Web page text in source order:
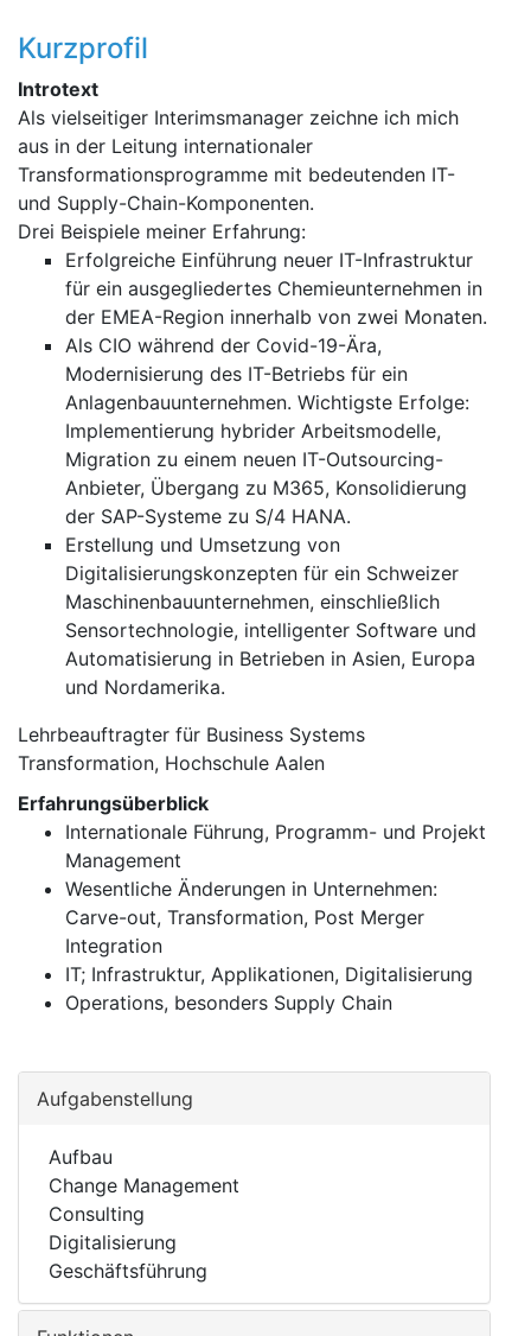
Kurzprofil
Introtext
Als vielseitiger Interimsmanager zeichne ich mich
aus in der Leitung internationaler
Transformationsprogramme mit bedeutenden IT-
und Supply-Chain-Komponenten.
Drei Beispiele meiner Erfahrung:
Erfolgreiche Einführung neuer IT-Infrastruktur
für ein ausgegliedertes Chemieunternehmen in
der EMEA-Region innerhalb von zwei Monaten.
Als CIO während der Covid-19-Ära,
Modernisierung des IT-Betriebs für ein
Anlagenbauunternehmen. Wichtigste Erfolge:
Implementierung hybrider Arbeitsmodelle,
Migration zu einem neuen IT-Outsourcing-
Anbieter, Übergang zu M365, Konsolidierung
der SAP-Systeme zu S/4 HANA.
Erstellung und Umsetzung von
Digitalisierungskonzepten für ein Schweizer
Maschinenbauunternehmen, einschließlich
Sensortechnologie, intelligenter Software und
Automatisierung in Betrieben in Asien, Europa
und Nordamerika.
Lehrbeauftragter für Business Systems
Transformation, Hochschule Aalen
Erfahrungsüberblick
Internationale Führung, Programm- und Projekt
Management
Wesentliche Änderungen in Unternehmen:
Carve-out, Transformation, Post Merger
Integration
IT; Infrastruktur, Applikationen, Digitalisierung
Operations, besonders Supply Chain
Aufgabenstellung
Aufbau
Change Management
Consulting
Digitalisierung
Geschäftsführung